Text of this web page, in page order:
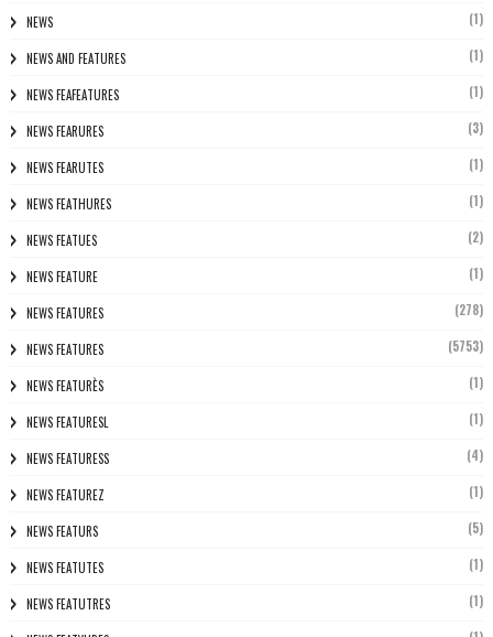
NEWS (1)
NEWS AND FEATURES (1)
NEWS FEAFEATURES (1)
NEWS FEARURES (3)
NEWS FEARUTES (1)
NEWS FEATHURES (1)
NEWS FEATUES (2)
NEWS FEATURE (1)
NEWS FEATURES (278)
NEWS FEATURES (5753)
NEWS FEATURÈS (1)
NEWS FEATURESL (1)
NEWS FEATURESS (4)
NEWS FEATUREZ (1)
NEWS FEATURS (5)
NEWS FEATUTES (1)
NEWS FEATUTRES (1)